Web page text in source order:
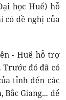
học Huế) hỗ
có đề nghị của
- Huế hỗ trợ
Trước đó đã có
tỉnh đến các
Giang... để